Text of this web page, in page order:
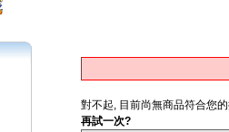
對不起, 目前尚無商品符合您
再試一次?